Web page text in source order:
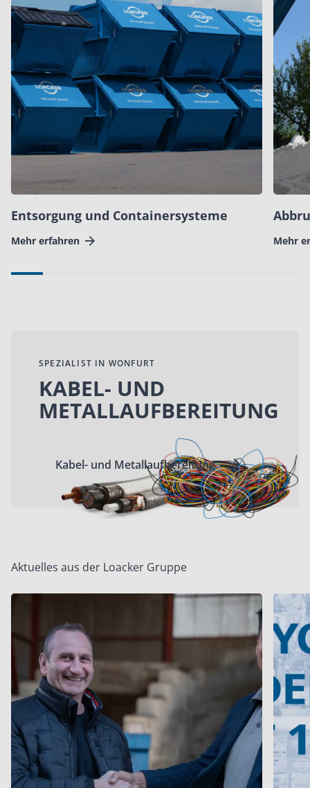
Entsorgung und Containersysteme
Mehr erfahren Mehr
SPEZIALIST IN WONFURT
KABEL- UND
METALLAUFBEREITUNG
Kabel- und Metallaufbereitung
Aktuelles aus der Loacker Gruppe